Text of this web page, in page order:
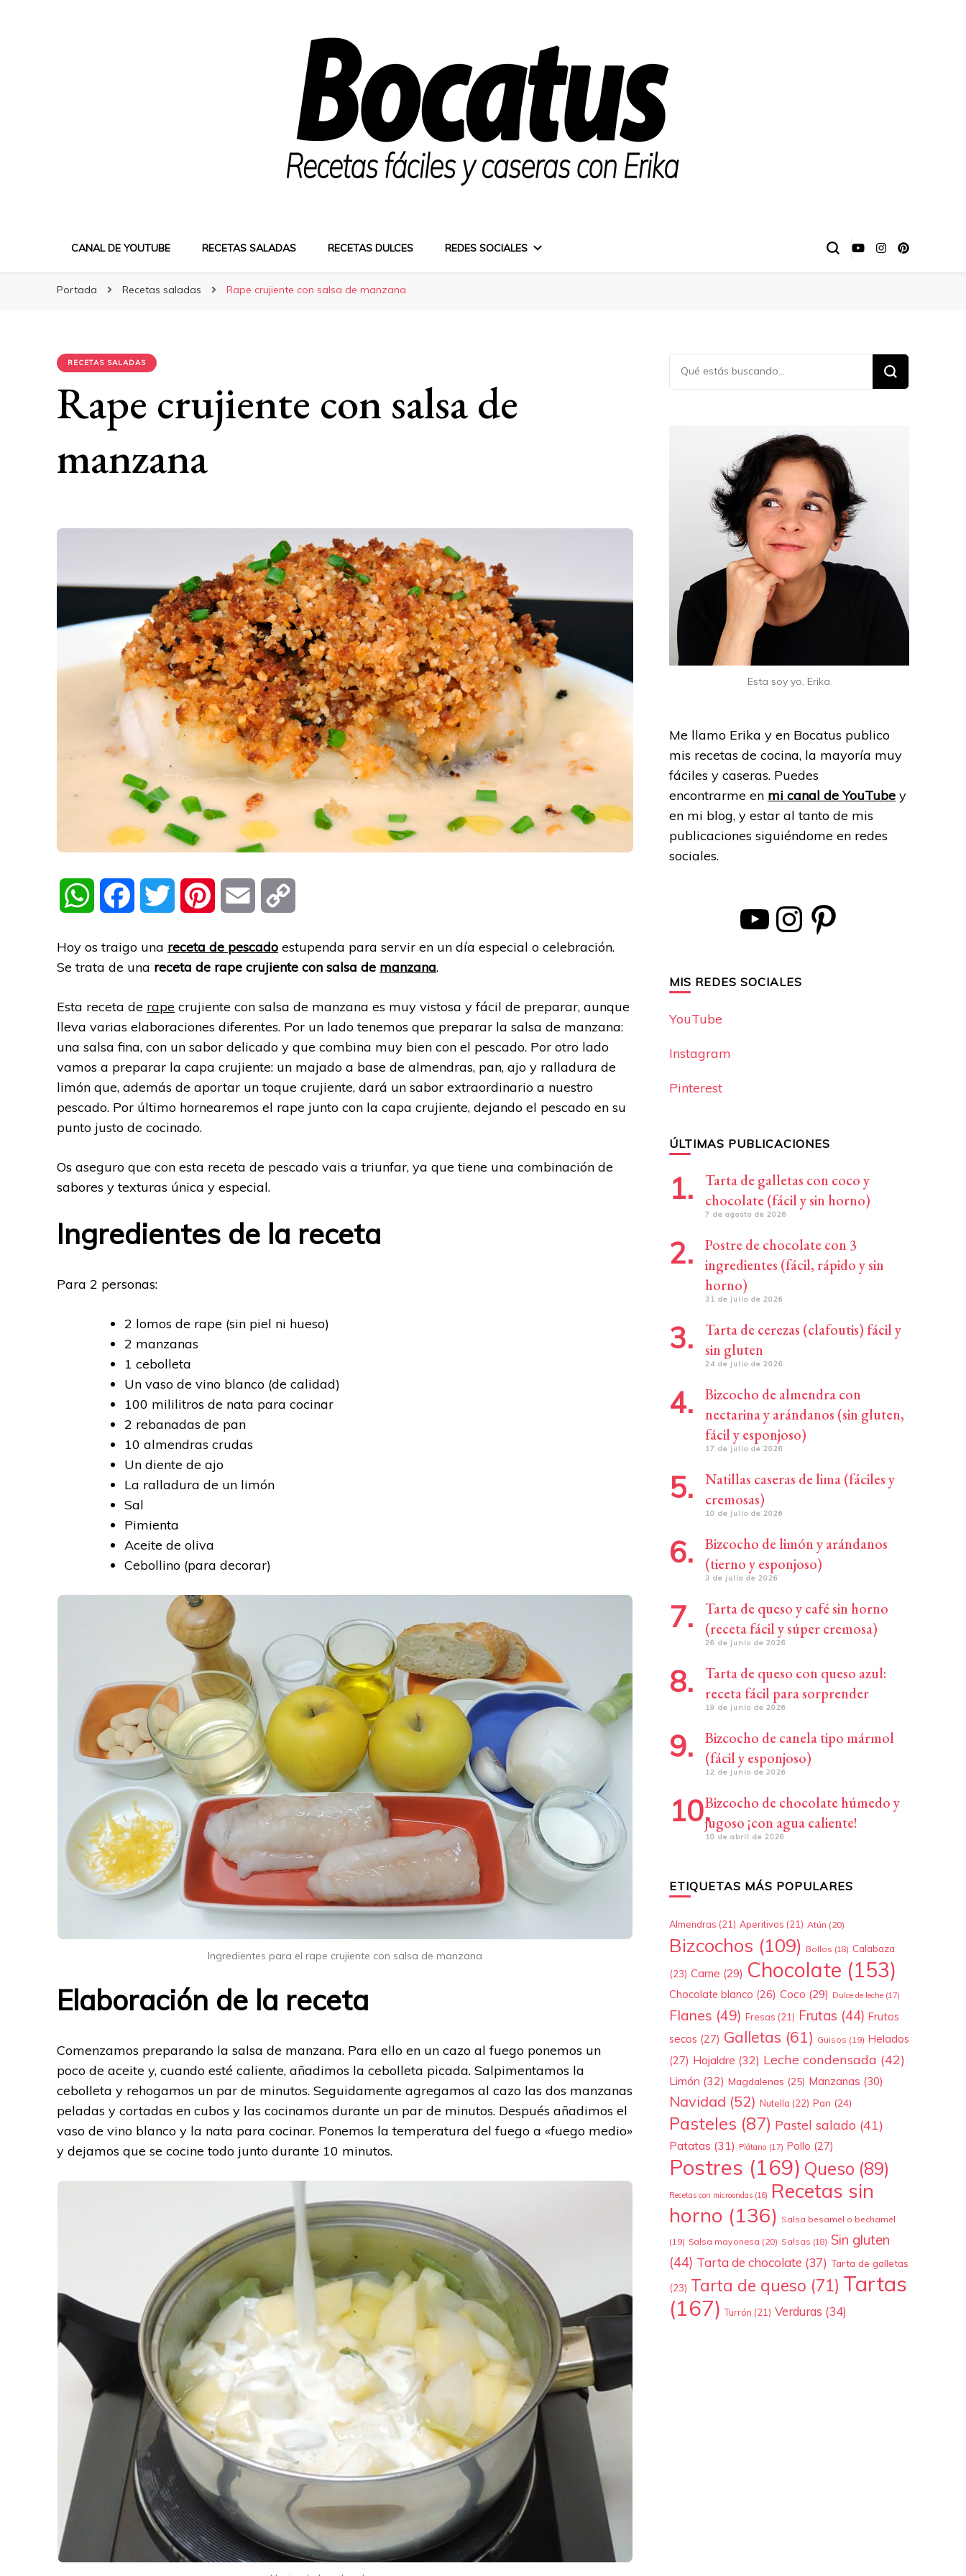
CANAL DE YOUTUBE RECETAS SALADAS RECETAS DULCES REDES SOCIALES
Portada Recetas saladas Rape crujiente con salsa de manzana
RECETAS SALADAS
Rape crujiente con salsa de
manzana
WhatsAppFacebook Twitter Pinterest Email
Hoy os traigo una receta de pescado estupenda para servir en un día especial o celebración.
Se trata de una receta de rape crujiente con salsa de manzana.
Esta receta de rape crujiente con salsa de manzana es muy vistosa y fácil de preparar, aunque
lleva varias elaboraciones diferentes. Por un lado tenemos que preparar la salsa de manzana:
una salsa fina, con un sabor delicado y que combina muy bien con el pescado. Por otro lado
vamos a preparar la capa crujiente: un majado a base de almendras, pan, ajo y ralladura de
limón que, además de aportar un toque crujiente, dará un sabor extraordinario a nuestro
pescado. Por último hornearemos el rape junto con la capa crujiente, dejando el pescado en su
punto justo de cocinado.
Os aseguro que con esta receta de pescado vais a triunfar, ya que tiene una combinación de
sabores y texturas única y especial.
Ingredientes de la receta
Para 2 personas:
2 lomos de rape (sin piel ni hueso)
2 manzanas
1 cebolleta
Un vaso de vino blanco (de calidad)
100 mililitros de nata para cocinar
2 rebanadas de pan
10 almendras crudas
Un diente de ajo
La ralladura de un limón
Sal
Pimienta
Aceite de oliva
Cebollino (para decorar)
Ingredientes para el rape crujiente con salsa de manzana
Elaboración de la receta
Comenzamos preparando la salsa de manzana. Para ello en un cazo al fuego ponemos un
poco de aceite y, cuando esté caliente, añadimos la cebolleta picada. Salpimentamos la
cebolleta y rehogamos un par de minutos. Seguidamente agregamos al cazo las dos manzanas
peladas y cortadas en cubos y las cocinamos durante un par de minutos. Después añadimos el
vaso de vino blanco y la nata para cocinar. Ponemos la temperatura del fuego a «fuego medio»
y dejamos que se cocine todo junto durante 10 minutos.
¿Buscas
algo?
Esta soy yo, Erika
Me llamo Erika y en Bocatus publico
mis recetas de cocina, la mayoría muy
fáciles y caseras. Puedes
encontrarme en mi canal de YouTubey
en mi blog, y estar al tanto de mis
publicaciones siguiéndome en redes
sociales.
YouTube Instagram Pinterest
MIS REDES SOCIALES
YouTube
Instagram
Pinterest
ÚLTIMAS PUBLICACIONES
Tarta de galletas con coco y
chocolate (fácil y sin horno)
7 de agosto de 2026
Postre de chocolate con 3
ingredientes (fácil, rápido y sin
horno)
31 de julio de 2026
Tarta de cerezas (clafoutis) fácil y
sin gluten
24 de julio de 2026
Bizcocho de almendra con
nectarina y arándanos (sin gluten,
fácil y esponjoso)
17 de julio de 2026
Natillas caseras de lima (fáciles y
cremosas)
10 de julio de 2026
Bizcocho de limón y arándanos
(tierno y esponjoso)
3 de julio de 2026
Tarta de queso y café sin horno
(receta fácil y súper cremosa)
26 de junio de 2026
Tarta de queso con queso azul:
receta fácil para sorprender
19 de junio de 2026
Bizcocho de canela tipo mármol
(fácil y esponjoso)
12 de junio de 2026
Bizcocho de chocolate húmedo y
jugoso ¡con agua caliente!
10 de abril de 2026
ETIQUETAS MÁS POPULARES
Almendras (21) Aperitivos (21) Atún (20)
Bizcochos (109) Bollos (18) Calabaza
(23) Carne (29) Chocolate (153)
Chocolate blanco (26) Coco (29) Dulce de leche(17)
Flanes (49) Fresas (21) Frutas (44) Frutos
secos (27) Galletas (61) Guisos (19) Helados
(27) Hojaldre (32) Leche condensada (42)
Limón (32) Magdalenas (25) Manzanas (30)
Navidad (52) Nutella (22) Pan (24)
Pasteles (87) Pastel salado (41)
Patatas (31) Plátano (17) Pollo (27)
Postres (169) Queso (89)
Recetas con microondas(16) Recetas sin
horno (136) Salsa besamel o bechamel
(19) Salsa mayonesa (20) Salsas (18) Sin gluten
(44) Tarta de chocolate (37) Tarta de galletas
(23) Tarta de queso (71) Tartas
(167) Turrón (21) Verduras (34)